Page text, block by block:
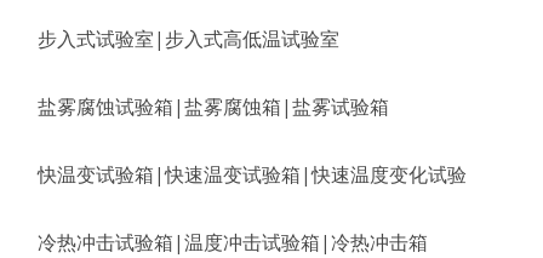
步入式试验室|步入式高低温试验室
盐雾腐蚀试验箱|盐雾腐蚀箱|盐雾试验箱
快温变试验箱|快速温变试验箱|快速温度变化试验
冷热冲击试验箱|温度冲击试验箱|冷热冲击箱